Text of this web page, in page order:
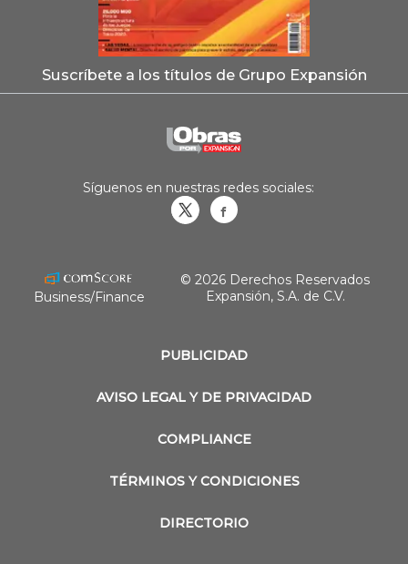
Suscríbete a los títulos de Grupo Expansión
PUBLICIDAD
AVISO LEGAL Y DE PRIVACIDAD
COMPLIANCE
TÉRMINOS Y CONDICIONES
DIRECTORIO
Síguenos en nuestras redes sociales:
Business/Finance
© 2026 Derechos Reservados
Expansión, S.A. de C.V.